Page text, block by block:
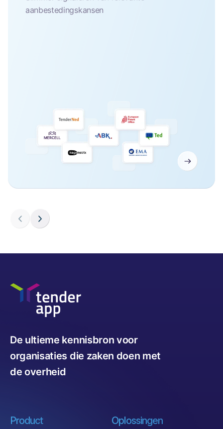
aanbestedingskansen
De ultieme kennisbron voor
organisaties die zaken doen met
de overheid
Product Oplossingen